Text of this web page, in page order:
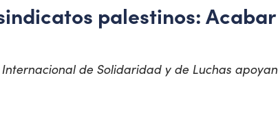
palestinos:
de Solidaridad y de Luchas